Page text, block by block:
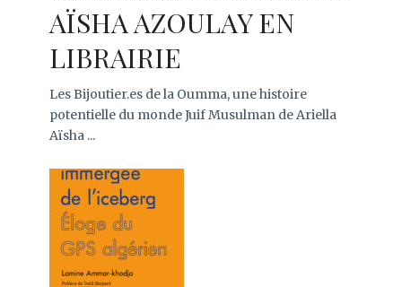
AÏSHA AZOULAY EN
LIBRAIRIE
Les Bijoutier.es de la Oumma, une histoire
potentielle du monde Juif Musulman de Ariella
Aïsha ...